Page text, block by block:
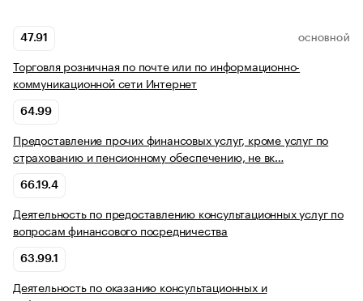
47.91 ОСНОВНОЙ
Торговля розничная по почте или по информационно-
коммуникационной сети Интернет
64.99
Предоставление прочих финансовых услуг, кроме услуг по
страхованию и пенсионному обеспечению, не вк…
66.19.4
Деятельность по предоставлению консультационных услуг по
вопросам финансового посредничества
63.99.1
Деятельность по оказанию консультационных и